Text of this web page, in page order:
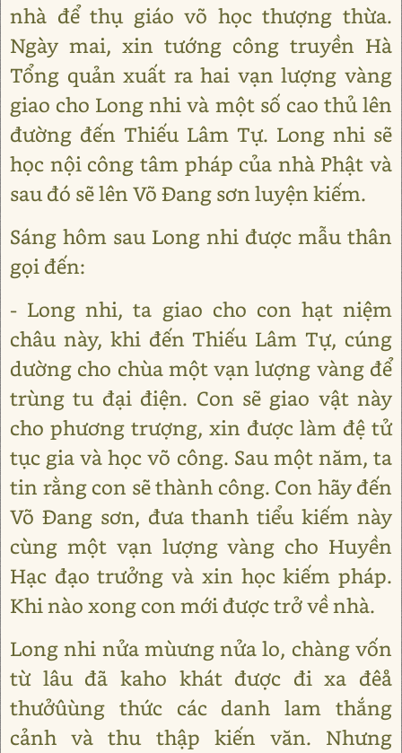
nhà để thụ giáo võ học thượng thừa.
Ngày mai, xin tướng công truyền Hà
Tổng quản xuất ra hai vạn lượng vàng
giao cho Long nhi và một số cao thủ lên
đường đến Thiếu Lâm Tự. Long nhi sẽ
học nội công tâm pháp của nhà Phật và
sau đó sẽ lên Võ Đang sơn luyện kiếm.
Sáng hôm sau Long nhi được mẫu thân
gọi đến:
- Long nhi, ta giao cho con hạt niệm
châu này, khi đến Thiếu Lâm Tự, cúng
dường cho chùa một vạn lượng vàng để
trùng tu đại điện. Con sẽ giao vật này
cho phương trượng, xin được làm đệ tử
tục gia và học võ công. Sau một năm, ta
tin rằng con sẽ thành công. Con hãy đến
Võ Đang sơn, đưa thanh tiểu kiếm này
cùng một vạn lượng vàng cho Huyền
Hạc đạo trưởng và xin học kiếm pháp.
Khi nào xong con mới được trở về nhà.
Long nhi nửa mùưng nửa lo, chàng vốn
từ lâu đã kaho khát được đi xa đêå
thưởûùng thức các danh lam thắng
cảnh và thu thập kiến văn. Nhưng